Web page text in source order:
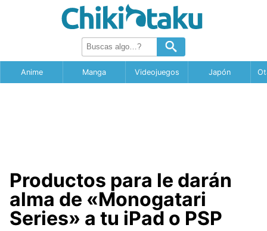
Anime Manga Videojuegos Japón
Productos para le darán
alma de «Monogatari
Series» a tu iPad o PSP